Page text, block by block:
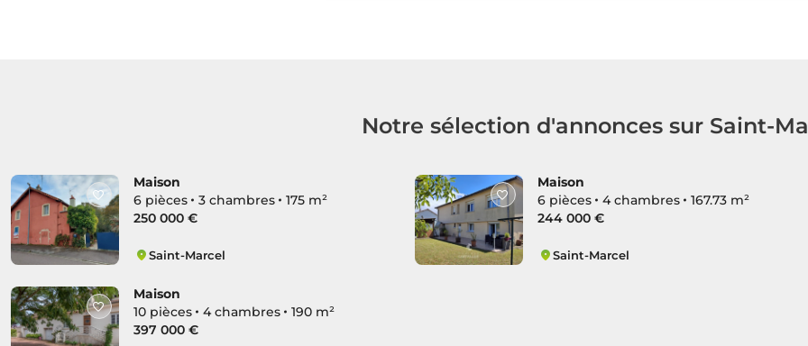
Notre sélection d'annonces sur Saint-
Maison
6 pièces
3 chambres
175 m²
250 000 €
Saint-Marcel
Maison
6 pièces
4 chambres
167.73 m²
244 000 €
Saint-Marcel
Maison
10 pièces
4 chambres
190 m²
397 000 €